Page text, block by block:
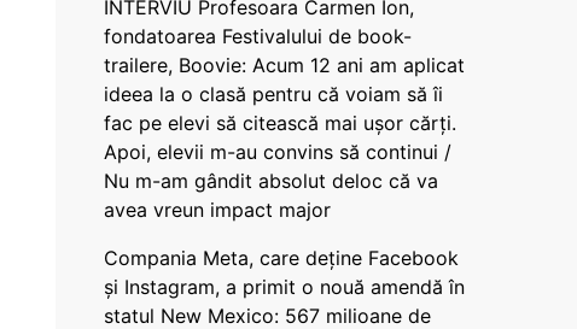
INTERVIU Profesoara Carmen Ion,
fondatoarea Festivalului de book-
trailere, Boovie: Acum 12 ani am aplicat
ideea la o clasă pentru că voiam să îi
fac pe elevi să citească mai ușor cărți.
Apoi, elevii m-au convins să continui /
Nu m-am gândit absolut deloc că va
avea vreun impact major
Compania Meta, care deține Facebook
și Instagram, a primit o nouă amendă în
statul New Mexico: 567 milioane de